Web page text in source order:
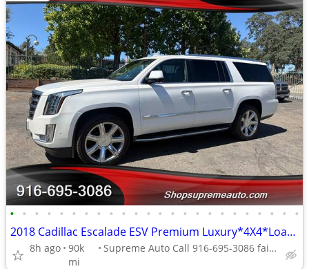
• • • • • • • • • • • • • • • • • • • • • • • •
2018 Cadillac Escalade ESV Premium Luxury*4X4*Loaded*DVD Player*
8h ago 90k
mi
Supreme Auto Call 916-695-3086 fair oaks